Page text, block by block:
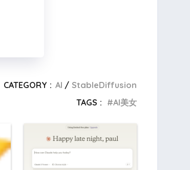
CATEGORY : AI
StableDiffusion
TAGS :
AI美女